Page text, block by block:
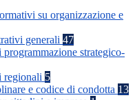
su organizzazione e
generali 47
strategico-
regionali 5
e codice di condotta 13